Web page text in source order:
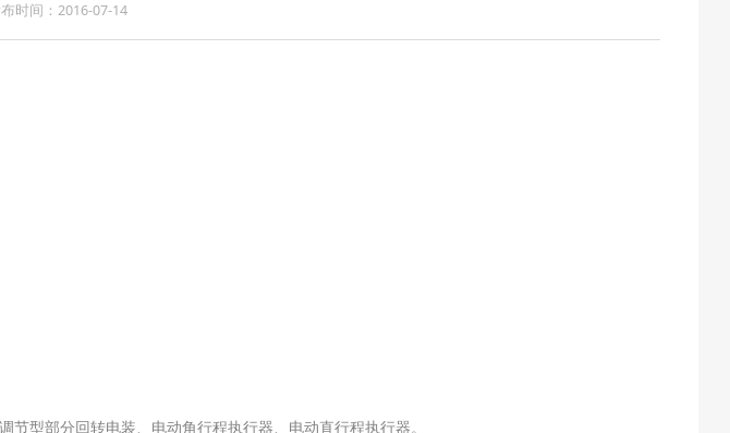
时间：2016-07-14
型部分回转电装、电动角行程执行器、电动直行程执行器。